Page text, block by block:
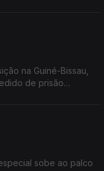
na Guiné-Bissau,
de prisão
sobe ao palco